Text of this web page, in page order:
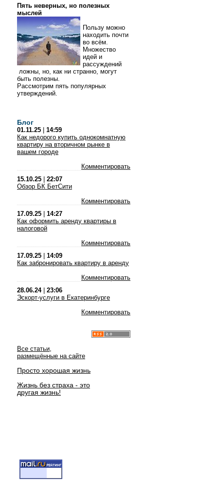
Пять неверных, но полезных
мыслей
Пользу можно
находить почти
во всём.
Множество
идей и
рассуждений
ложны, но, как ни странно, могут
быть полезны.
Рассмотрим пять популярных
утверждений.
Блог
01.11.25
14:59
Как недорого купить однокомнатную
квартиру на вторичном рынке в
вашем городе
Комментировать
15.10.25
22:07
Обзор БК БетСити
Комментировать
17.09.25
14:27
Как оформить аренду квартиры в
налоговой
Комментировать
17.09.25
14:09
Как забронировать квартиру в аренду
Комментировать
28.06.24| 23:06
Эскорт-услуги в Екатеринбурге
Комментировать
Все статьи,
размещённые на сайте
Просто хорошая жизнь
Жизнь без страха - это
другая жизнь!